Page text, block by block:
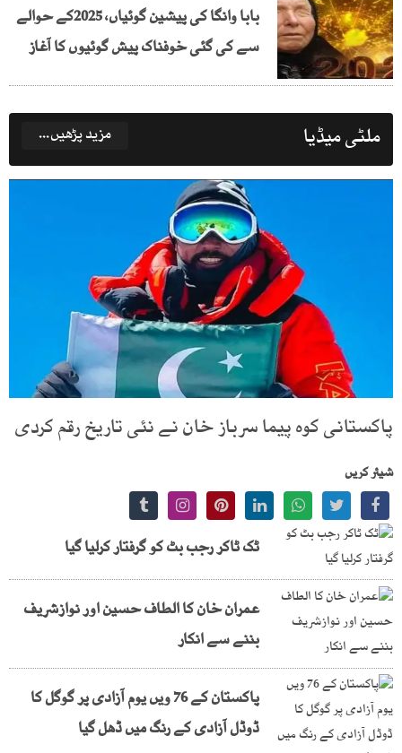
بابا وانگا کی پیشین گوئیاں، 2025کے حوالے
سے کی گئی خوفناک پیش گوئیوں کا آغاز
ملٹی میڈیا مزید پڑھیں...
پاکستانی کوہ پیما سرباز خان نے نئی تاریخ رقم کردی
شیئر کریں
ٹک ٹاکر رجب بٹ کو گرفتار کرلیا گیا
عمران خان کا الطاف حسین اور نوازشریف
بننے سے انکار
پاکستان کے 76 ویں یوم آزادی پر گوگل کا
ڈوڈل آزادی کے رنگ میں ڈھل گیا